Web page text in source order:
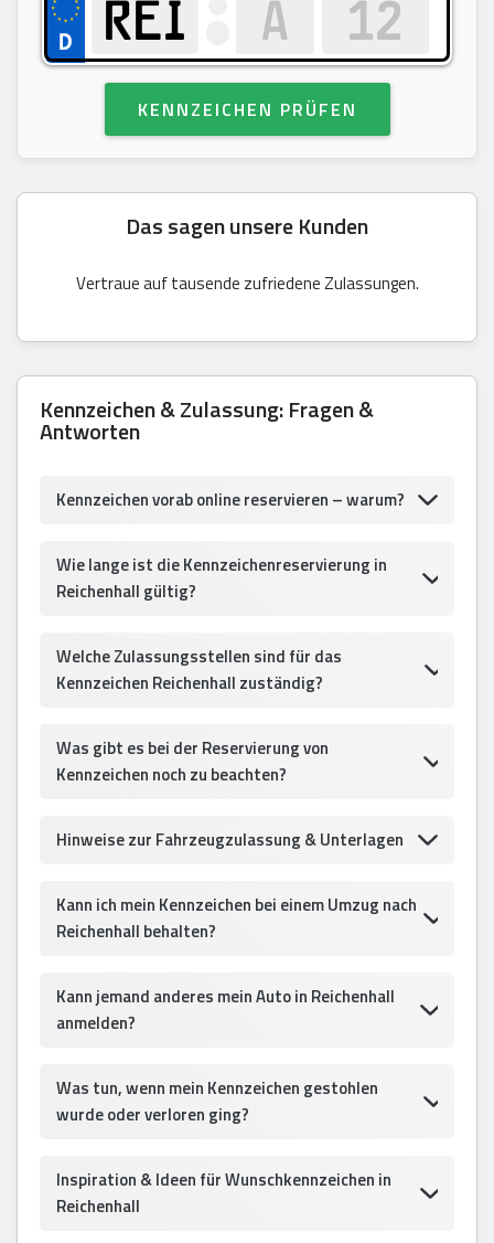
KENNZEICHEN PRÜFEN
Das sagen unsere Kunden
Vertraue auf tausende zufriedene Zulassungen.
Kennzeichen & Zulassung: Fragen &
Antworten
Kennzeichen vorab online reservieren – warum?
Wie lange ist die Kennzeichenreservierung in
Reichenhall gültig?
Welche Zulassungsstellen sind für das
Kennzeichen Reichenhall zuständig?
Was gibt es bei der Reservierung von
Kennzeichen noch zu beachten?
Hinweise zur Fahrzeugzulassung & Unterlagen
Kann ich mein Kennzeichen bei einem Umzug nach
Reichenhall behalten?
Kann jemand anderes mein Auto in Reichenhall
anmelden?
Was tun, wenn mein Kennzeichen gestohlen
wurde oder verloren ging?
Inspiration & Ideen für Wunschkennzeichen in
Reichenhall